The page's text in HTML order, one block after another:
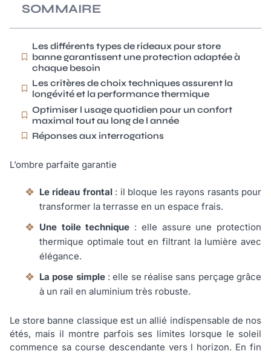
SOMMAIRE
Les différents types de rideaux pour store
banne garantissent une protection adaptée à
chaque besoin
Les critères de choix techniques assurent la
longévité et la performance thermique
Optimiser l usage quotidien pour un confort
maximal tout au long de l année
Réponses aux interrogations
L’ombre parfaite garantie
Le rideau frontal: il bloque les rayons rasants pour
transformer la terrasse en un espace frais.
Une toile technique : elle assure une protection
thermique optimale tout en filtrant la lumière avec
élégance.
La pose simple: elle se réalise sans perçage grâce
à un rail en aluminium très robuste.
Le store banne classique est un allié indispensable de nos
étés, mais il montre parfois ses limites lorsque le soleil
commence sa course descendante vers l horizon. En fin